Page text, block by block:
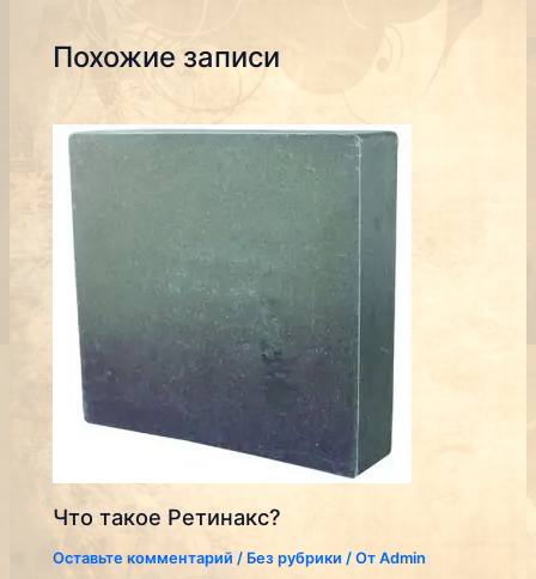
Похожие записи
Что такое Ретинакс?
Оставьте комментарий /Без рубрики / ОтAdmin